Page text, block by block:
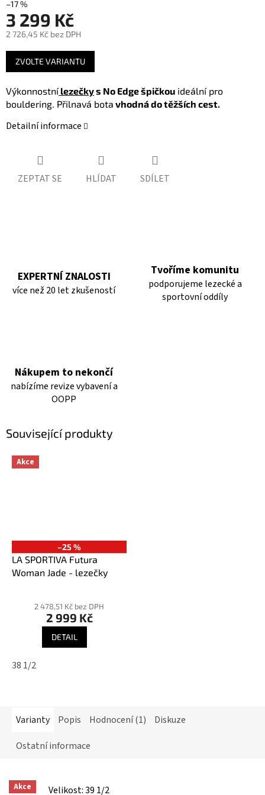
–17 %
3 299 Kč
2 726,45 Kč bez DPH
Měrná
cena:
ZVOLTE VARIANTU
Výkonnostnílezečkys No Edge špičkou ideální pro
bouldering. Přilnavá bota vhodná do těžších cest.
Detailní informace
ZEPTAT SE HLÍDAT SDÍLET
EXPERTNÍ ZNALOSTI
více než 20 let zkušeností
Tvoříme komunitu
podporujeme lezecké a
sportovní oddíly
Nákupem to nekončí
nabízíme revize vybavení a
OOPP
Související produkty
Akce
–25 %
LA SPORTIVA Futura
Woman Jade - lezečky
hodnocení
produktu
5
2 478,51 Kč bez DPH
2 999 Kč
DETAIL
38 1/2
Varianty Popis Hodnocení (1)
Diskuze
Ostatní informace
Akce Velikost: 39 1/2